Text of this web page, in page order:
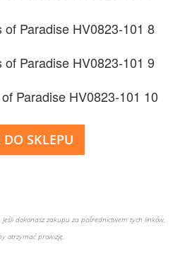
SKLEPU
dokonasz zakupu za pośrednictwem tych linków,
otrzymać prowizję.